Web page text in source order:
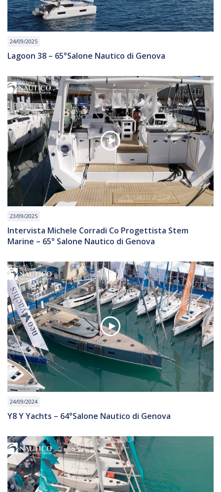
24/09/2025
Lagoon 38 – 65°Salone Nautico di Genova
23/09/2025
Intervista Michele Corradi Co Progettista Stem
Marine – 65° Salone Nautico di Genova
24/09/2024
Y8 Y Yachts – 64°Salone Nautico di Genova